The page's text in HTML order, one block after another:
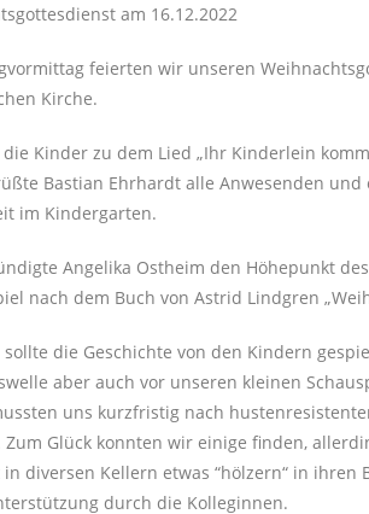
am 16.12.2022
feierten wir unseren
Kirche.
Kinder zu dem Lied „Ihr Kinderlein
Bastian Ehrhardt alle Anwesenden und
im Kindergarten.
Angelika Ostheim den Höhepunkt
nach dem Buch von Astrid Lindgren
sollte die Geschichte von den Kindern
aber auch vor unseren kleinen
uns kurzfristig nach
Zum Glück konnten wir einige finden,
in diversen Kellern etwas “hölzern“ in ihren
durch die Kolleginnen.